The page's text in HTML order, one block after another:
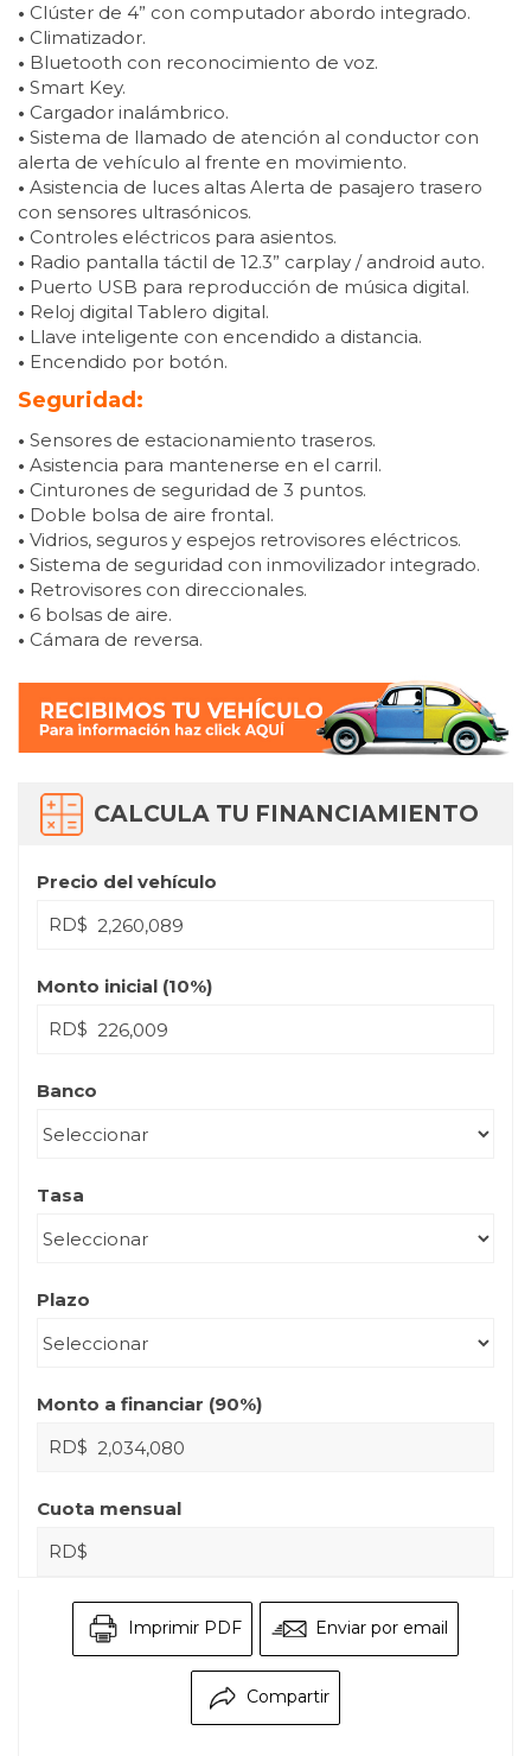
• Clúster de 4” con computador abordo integrado.
• Climatizador.
• Bluetooth con reconocimiento de voz.
• Smart Key.
• Cargador inalámbrico.
• Sistema de llamado de atención al conductor con
alerta de vehículo al frente en movimiento.
• Asistencia de luces altas Alerta de pasajero trasero
con sensores ultrasónicos.
• Controles eléctricos para asientos.
• Radio pantalla táctil de 12.3” carplay / android auto.
• Puerto USB para reproducción de música digital.
• Reloj digital Tablero digital.
• Llave inteligente con encendido a distancia.
• Encendido por botón.
Seguridad:
• Sensores de estacionamiento traseros.
• Asistencia para mantenerse en el carril.
• Cinturones de seguridad de 3 puntos.
• Doble bolsa de aire frontal.
• Vidrios, seguros y espejos retrovisores eléctricos.
• Sistema de seguridad con inmovilizador integrado.
• Retrovisores con direccionales.
• 6 bolsas de aire.
• Cámara de reversa.
CALCULA TU FINANCIAMIENTO
Precio del vehículo
RD$
Monto inicial (10%)
RD$
Banco
Tasa
Plazo
Monto a financiar (90%)
RD$
Cuota mensual
RD$
Imprimir PDF Enviar por email
Compartir